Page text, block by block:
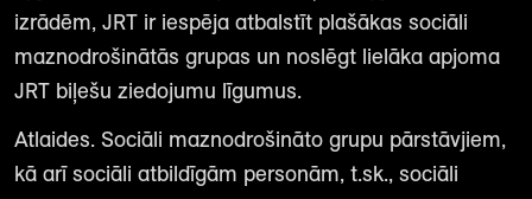
izrādēm, JRT ir iespēja atbalstīt plašākas sociāli
maznodrošinātās grupas un noslēgt lielāka apjoma
JRT biļešu ziedojumu līgumus.
Atlaides. Sociāli maznodrošināto grupu pārstāvjiem,
kā arī sociāli atbildīgām personām, t.sk., sociāli